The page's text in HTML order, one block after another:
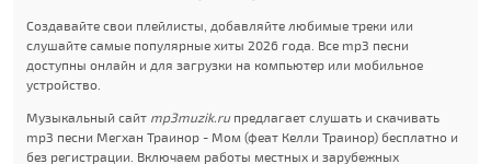
Создавайте свои плейлисты, добавляйте любимые треки или
слушайте самые популярные хиты 2026 года. Все mp3 песни
доступны онлайн и для загрузки на компьютер или мобильное
устройство.
Музыкальный сайт mp3muzik.ruпредлагает слушать и скачивать
mp3 песни Мегхан Траинор - Мом (феат Келли Траинор) бесплатно и
без регистрации. Включаем работы местных и зарубежных